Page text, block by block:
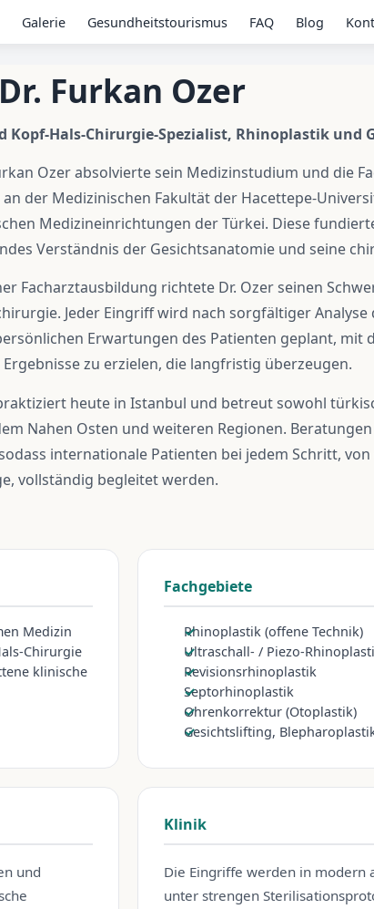
Galerie Gesundheitstourismus FAQ Blog
Furkan Ozer
Kopf-Hals-Chirurgie-Spezialist, Rhinoplastik und
Ozer absolvierte sein Medizinstudium und die
der Medizinischen Fakultät der Hacettepe-
Medizineinrichtungen der Türkei. Diese
Verständnis der Gesichtsanatomie und seine
Facharztausbildung richtete Dr. Ozer seinen
Jeder Eingriff wird nach sorgfältiger
Erwartungen des Patienten geplant, mit
zu erzielen, die langfristig überzeugen.
heute in Istanbul und betreut sowohl
Nahen Osten und weiteren Regionen.
internationale Patienten bei jedem Schritt,
vollständig begleitet werden.
Medizin
Chirurgie
klinische
Fachgebiete
Rhinoplastik (offene Technik)
Ultraschall- / Piezo-
Revisionsrhinoplastik
Septorhinoplastik
Ohrenkorrektur (Otoplastik)
Gesichtslifting,
und
Klinik
Die Eingriffe werden in modern
unter strengen